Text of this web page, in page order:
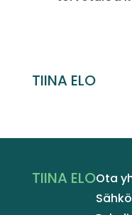
TIINA ELO
TIINA ELOOta